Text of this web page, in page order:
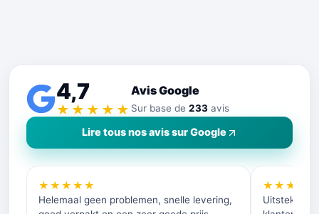
4,7
★★★★★
Avis Google
Sur base de 233 avis
Lire tous nos avis sur Google
★★★★★
Helemaal geen problemen, snelle levering,
★★★★★